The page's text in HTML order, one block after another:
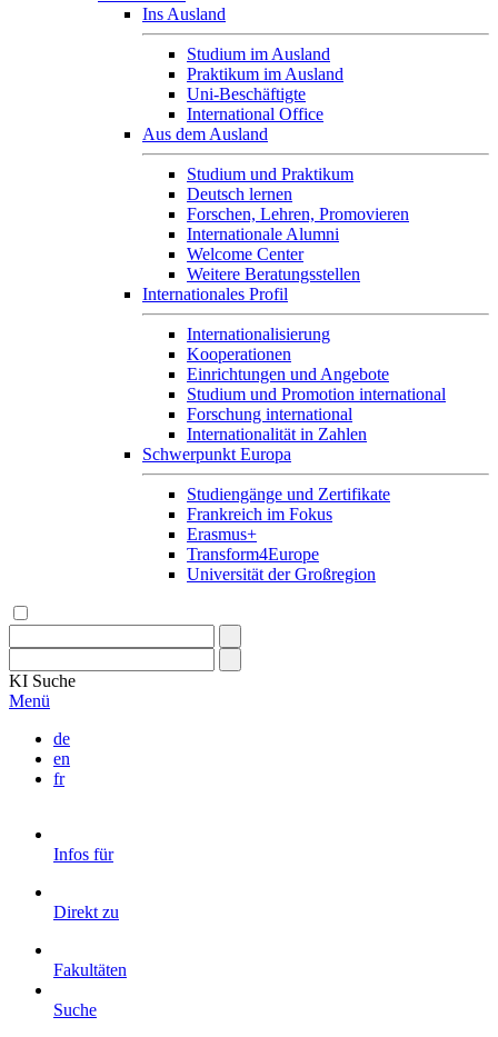
Ins Ausland
Studium im Ausland
Praktikum im Ausland
Uni-Beschäftigte
International Office
Aus dem Ausland
Studium und Praktikum
Deutsch lernen
Forschen, Lehren, Promovieren
Internationale Alumni
Welcome Center
Weitere Beratungsstellen
Internationales Profil
Internationalisierung
Kooperationen
Einrichtungen und Angebote
Studium und Promotion international
Forschung international
Internationalität in Zahlen
Schwerpunkt Europa
Studiengänge und Zertifikate
Frankreich im Fokus
Erasmus+
Transform4Europe
Universität der Großregion
KI Suche
Menü
de
en
fr
Infos für
Direkt zu
Fakultäten
Suche